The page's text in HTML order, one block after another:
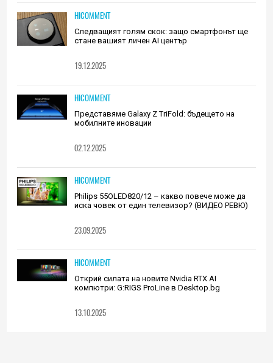
HICOMMENT
Следващият голям скок: защо смартфонът ще
стане вашият личен AI център
19.12.2025
HICOMMENT
Представяме Galaxy Z TriFold: бъдещето на
мобилните иновации
02.12.2025
HICOMMENT
Philips 55OLED820/12 – какво повече може да
иска човек от един телевизор? (ВИДЕО РЕВЮ)
23.09.2025
HICOMMENT
Открий силата на новите Nvidia RTX AI
компютри: G:RIGS ProLine в Desktop.bg
13.10.2025